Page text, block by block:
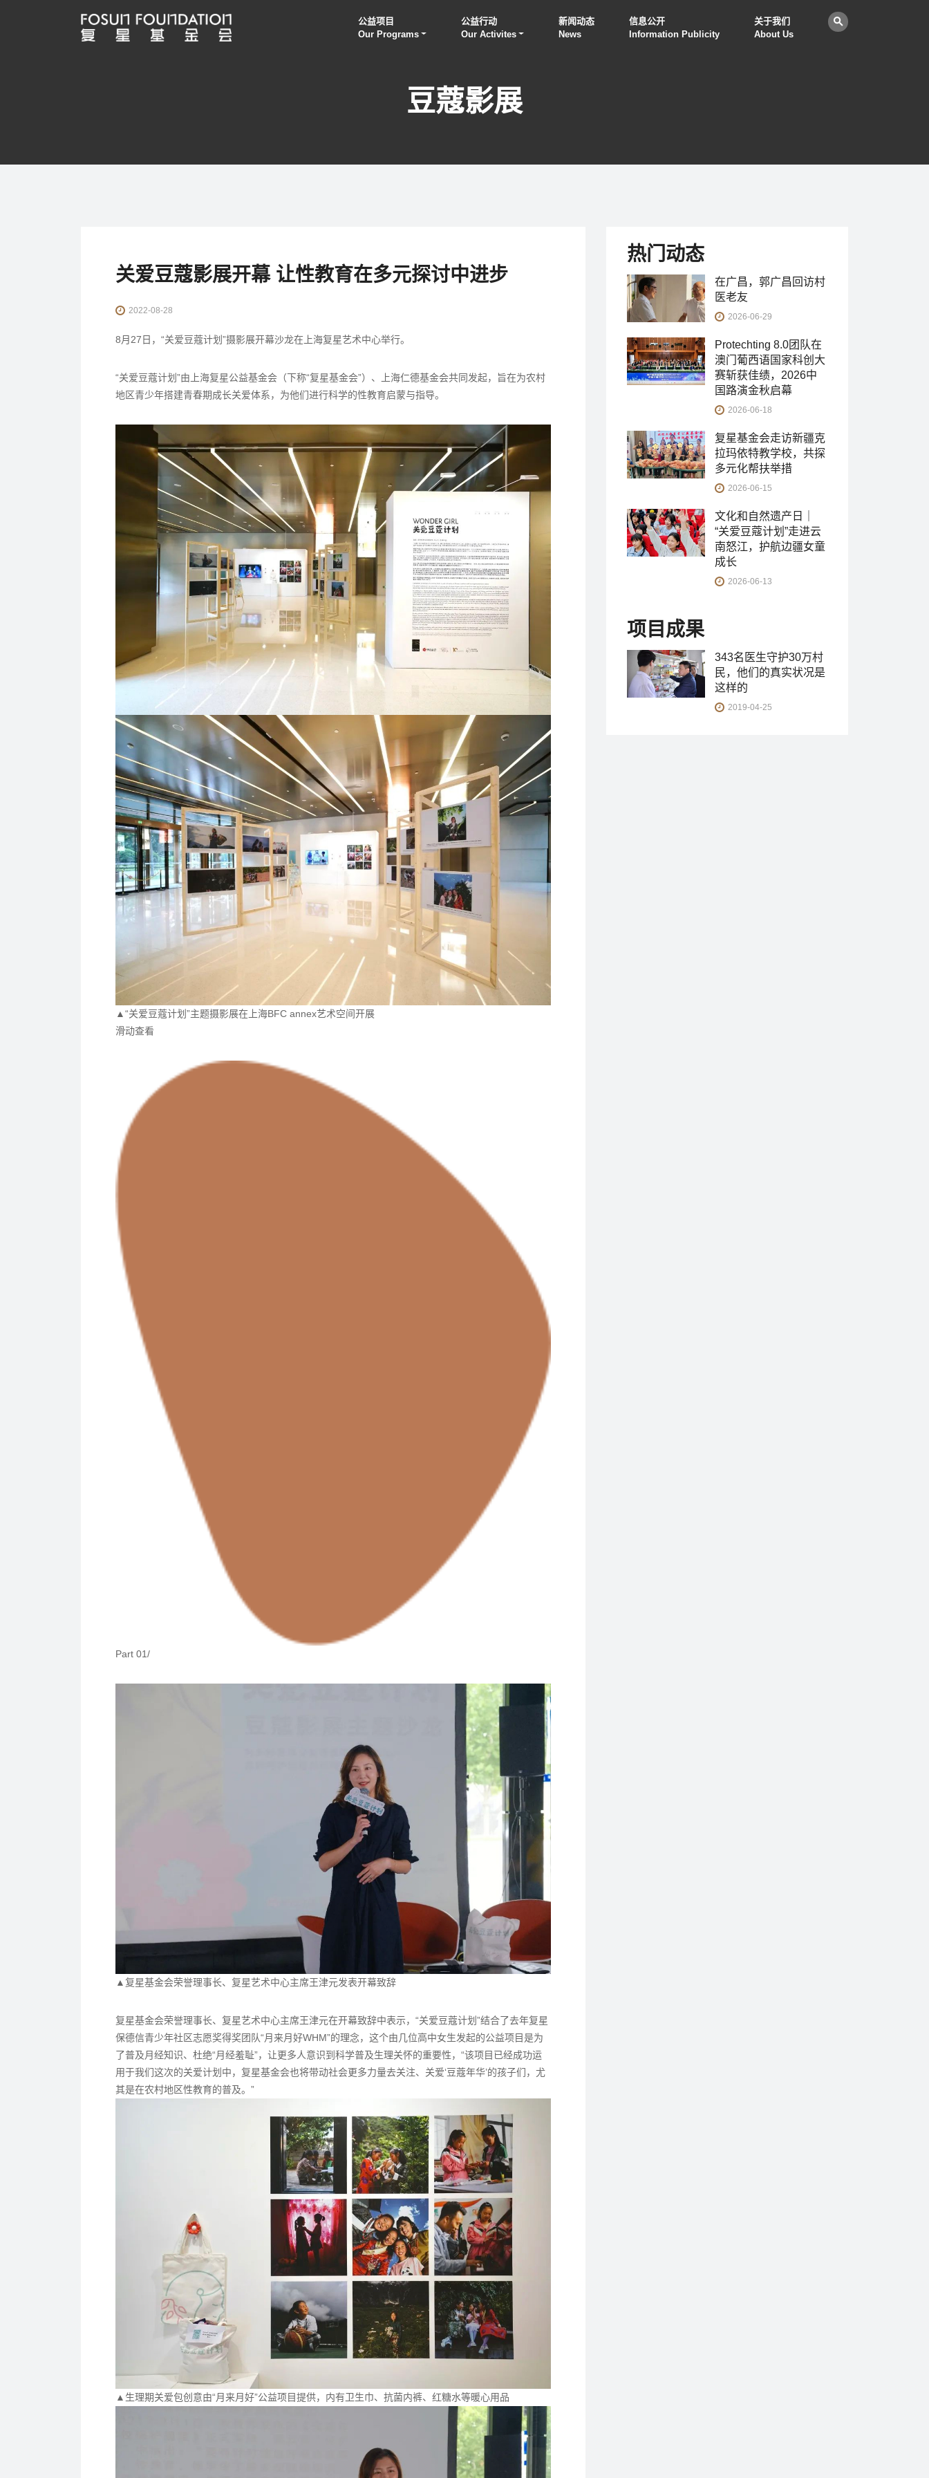
公益项目
Our Programs
公益行动
Our Activites
新闻动态
News
信息公开
Information Publicity
关于我们
About Us
豆蔻影展
关爱豆蔻影展开幕 让性教育在多元探讨中进步
2022-08-28
8月27日，“关爱豆蔻计划”摄影展开幕沙龙在上海复星艺术中心举行。
“关爱豆蔻计划”由上海复星公益基金会（下称“复星基金会”）、上海仁德基金会共同发起，旨在为农村
地区青少年搭建青春期成长关爱体系，为他们进行科学的性教育启蒙与指导。
▲“关爱豆蔻计划”主题摄影展在上海BFC annex艺术空间开展
滑动查看
Part 01/
▲复星基金会荣誉理事长、复星艺术中心主席王津元发表开幕致辞
复星基金会荣誉理事长、复星艺术中心主席王津元在开幕致辞中表示，“关爱豆蔻计划”结合了去年复星
保德信青少年社区志愿奖得奖团队“月来月好WHM”的理念，这个由几位高中女生发起的公益项目是为
了普及月经知识、杜绝“月经羞耻”，让更多人意识到科学普及生理关怀的重要性，“该项目已经成功运
用于我们这次的关爱计划中，复星基金会也将带动社会更多力量去关注、关爱‘豆蔻年华’的孩子们，尤
其是在农村地区性教育的普及。”‍
▲生理期关爱包创意由“月来月好”公益项目提供，内有卫生巾、抗菌内裤、红糖水等暖心用品
热门动态
在广昌，郭广昌回访村
医老友
2026-06-29
Protechting 8.0团队在
澳门葡西语国家科创大
赛斩获佳绩，2026中
国路演金秋启幕
2026-06-18
复星基金会走访新疆克
拉玛依特教学校，共探
多元化帮扶举措
2026-06-15
文化和自然遗产日｜
“关爱豆蔻计划”走进云
南怒江，护航边疆女童
成长
2026-06-13
项目成果
343名医生守护30万村
民，他们的真实状况是
这样的
2019-04-25